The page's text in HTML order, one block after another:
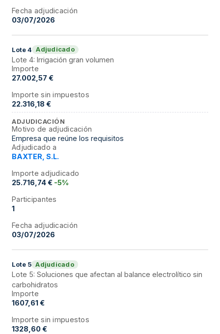
Fecha adjudicación
03/07/2026
Lote 4 Adjudicado
Lote 4: Irrigación gran volumen
Importe
27.002,57 €
Importe sin impuestos
22.316,18 €
ADJUDICACIÓN
Motivo de adjudicación
Empresa que reúne los requisitos
Adjudicado a
BAXTER, S.L.
Importe adjudicado
25.716,74 € -5%
Participantes
1
Fecha adjudicación
03/07/2026
Lote 5 Adjudicado
Lote 5: Soluciones que afectan al balance electrolítico sin
carbohidratos
Importe
1607,61 €
Importe sin impuestos
1328,60 €